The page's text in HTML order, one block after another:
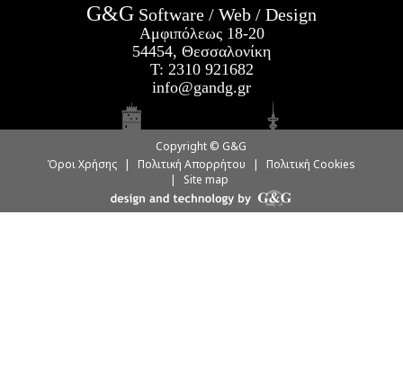
G&G Software / Web / Design
Αμφιπόλεως 18-20
54454, Θεσσαλονίκη
Τ: 2310 921682
info@gandg.gr
Copyright © G&G
Όροι Χρήσης
| Πολιτική Απορρήτου |
Πολιτική Cookies
|
Site map